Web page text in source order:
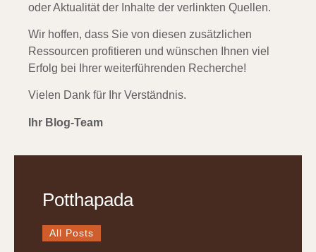
oder Aktualität der Inhalte der verlinkten Quellen.
Wir hoffen, dass Sie von diesen zusätzlichen
Ressourcen profitieren und wünschen Ihnen viel
Erfolg bei Ihrer weiterführenden Recherche!
Vielen Dank für Ihr Verständnis.
Ihr Blog-Team
Potthapada
All Posts